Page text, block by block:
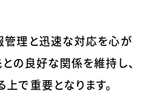
管理と迅速な対応を心が
の良好な関係を維持し、
で重要となります。